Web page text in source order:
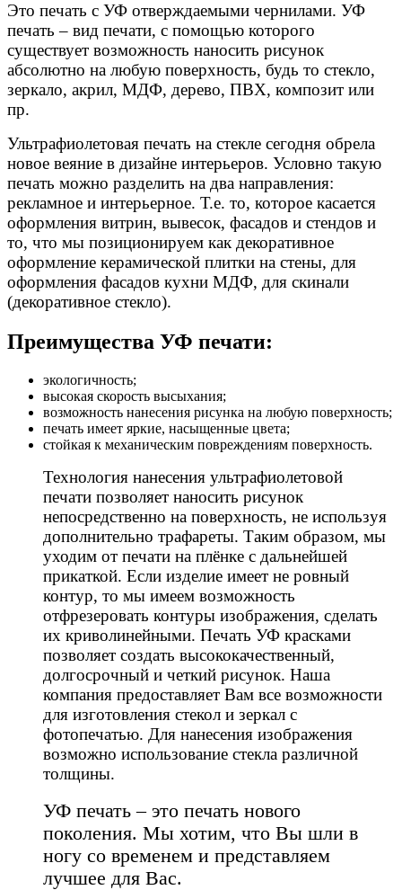
Это печать с УФ отверждаемыми чернилами. УФ
печать – вид печати, с помощью которого
существует возможность наносить рисунок
абсолютно на любую поверхность, будь то стекло,
зеркало, акрил, МДФ, дерево, ПВХ, композит или
пр.
Ультрафиолетовая печать на стекле сегодня обрела
новое веяние в дизайне интерьеров. Условно такую
печать можно разделить на два направления:
рекламное и интерьерное. Т.е. то, которое касается
оформления витрин, вывесок, фасадов и стендов и
то, что мы позиционируем как декоративное
оформление керамической плитки на стены, для
оформления фасадов кухни МДФ, для скинали
(декоративное стекло).
Преимущества УФ печати:
экологичность;
высокая скорость высыхания;
возможность нанесения рисунка на любую поверхность;
печать имеет яркие, насыщенные цвета;
стойкая к механическим повреждениям поверхность.
Технология нанесения ультрафиолетовой
печати позволяет наносить рисунок
непосредственно на поверхность, не используя
дополнительно трафареты. Таким образом, мы
уходим от печати на плёнке с дальнейшей
прикаткой. Если изделие имеет не ровный
контур, то мы имеем возможность
отфрезеровать контуры изображения, сделать
их криволинейными. Печать УФ красками
позволяет создать высококачественный,
долгосрочный и четкий рисунок. Наша
компания предоставляет Вам все возможности
для изготовления стекол и зеркал с
фотопечатью. Для нанесения изображения
возможно использование стекла различной
толщины.
УФ печать – это печать нового
поколения. Мы хотим, что Вы шли в
ногу со временем и представляем
лучшее для Вас.